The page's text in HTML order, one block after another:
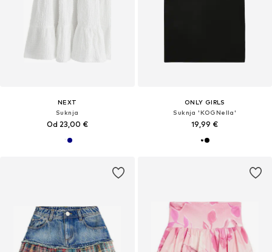
NEXT
Suknja
Od 23,00 €
ONLY GIRLS
Suknja 'KOGNella'
19,99 €